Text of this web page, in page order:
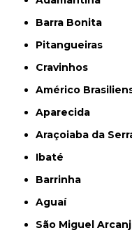
Barra Bonita
Pitangueiras
Cravinhos
Américo
Aparecida
Araçoiaba da
Ibaté
Barrinha
Aguaí
São Miguel